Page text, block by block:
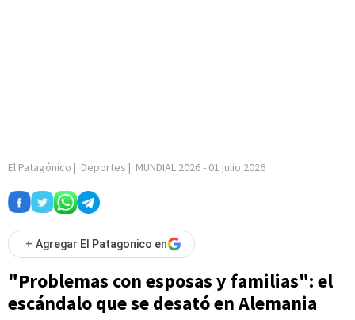
El Patagónico | Deportes | MUNDIAL 2026- 01 julio 2026
+ Agregar El Patagonico en
"Problemas con esposas y familias": el
escándalo que se desató en Alemania